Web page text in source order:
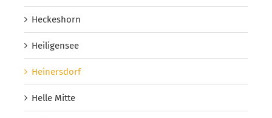
Heckeshorn
Heiligensee
Heinersdorf
Helle Mitte